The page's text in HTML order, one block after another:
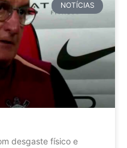
NOTÍCIAS
desgaste físico e